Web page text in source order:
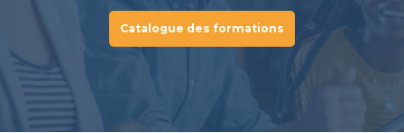
Catalogue des formations